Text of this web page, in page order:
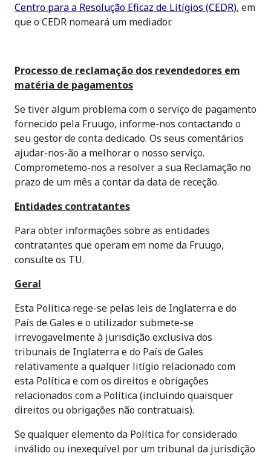
Centro para a Resolução Eficaz de Litígios (CEDR), em
que o CEDR nomeará um mediador.
Processo de reclamação dos revendedores em
matéria de pagamentos
Se tiver algum problema com o serviço de pagamento
fornecido pela Fruugo, informe-nos contactando o
seu gestor de conta dedicado. Os seus comentários
ajudar-nos-ão a melhorar o nosso serviço.
Comprometemo-nos a resolver a sua Reclamação no
prazo de um mês a contar da data de receção.
Entidades contratantes
Para obter informações sobre as entidades
contratantes que operam em nome da Fruugo,
consulte os TU.
Geral
Esta Política rege-se pelas leis de Inglaterra e do
País de Gales e o utilizador submete-se
irrevogavelmente à jurisdição exclusiva dos
tribunais de Inglaterra e do País de Gales
relativamente a qualquer litígio relacionado com
esta Política e com os direitos e obrigações
relacionados com a Política (incluindo quaisquer
direitos ou obrigações não contratuais).
Se qualquer elemento da Política for considerado
inválido ou inexequível por um tribunal da jurisdição